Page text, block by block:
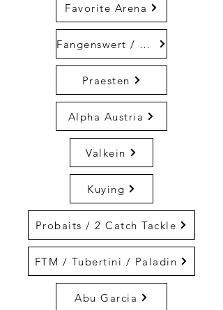
Favorite Arena
Fangenswert / Trout Jara
Praesten
Alpha Austria
Valkein
Kuying
Probaits / 2 Catch Tackle
FTM / Tubertini / Paladin
Abu Garcia